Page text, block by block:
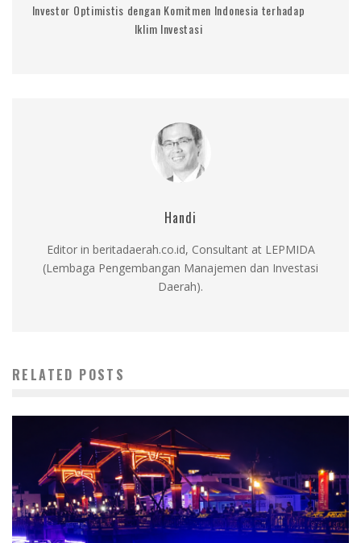
Investor Optimistis dengan Komitmen Indonesia terhadap
Iklim Investasi
Handi
Editor in beritadaerah.co.id, Consultant at LEPMIDA
(Lembaga Pengembangan Manajemen dan Investasi
Daerah).
RELATED POSTS